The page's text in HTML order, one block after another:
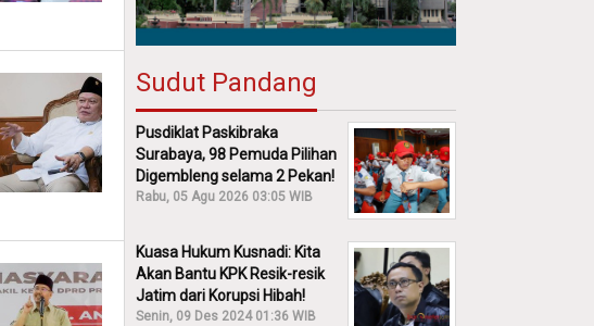
Sudut Pandang
Pusdiklat Paskibraka
Surabaya, 98 Pemuda Pilihan
Digembleng selama 2 Pekan!
Rabu, 05 Agu 2026 03:05 WIB
Kuasa Hukum Kusnadi: Kita
Akan Bantu KPK Resik-resik
Jatim dari Korupsi Hibah!
Senin, 09 Des 2024 01:36 WIB